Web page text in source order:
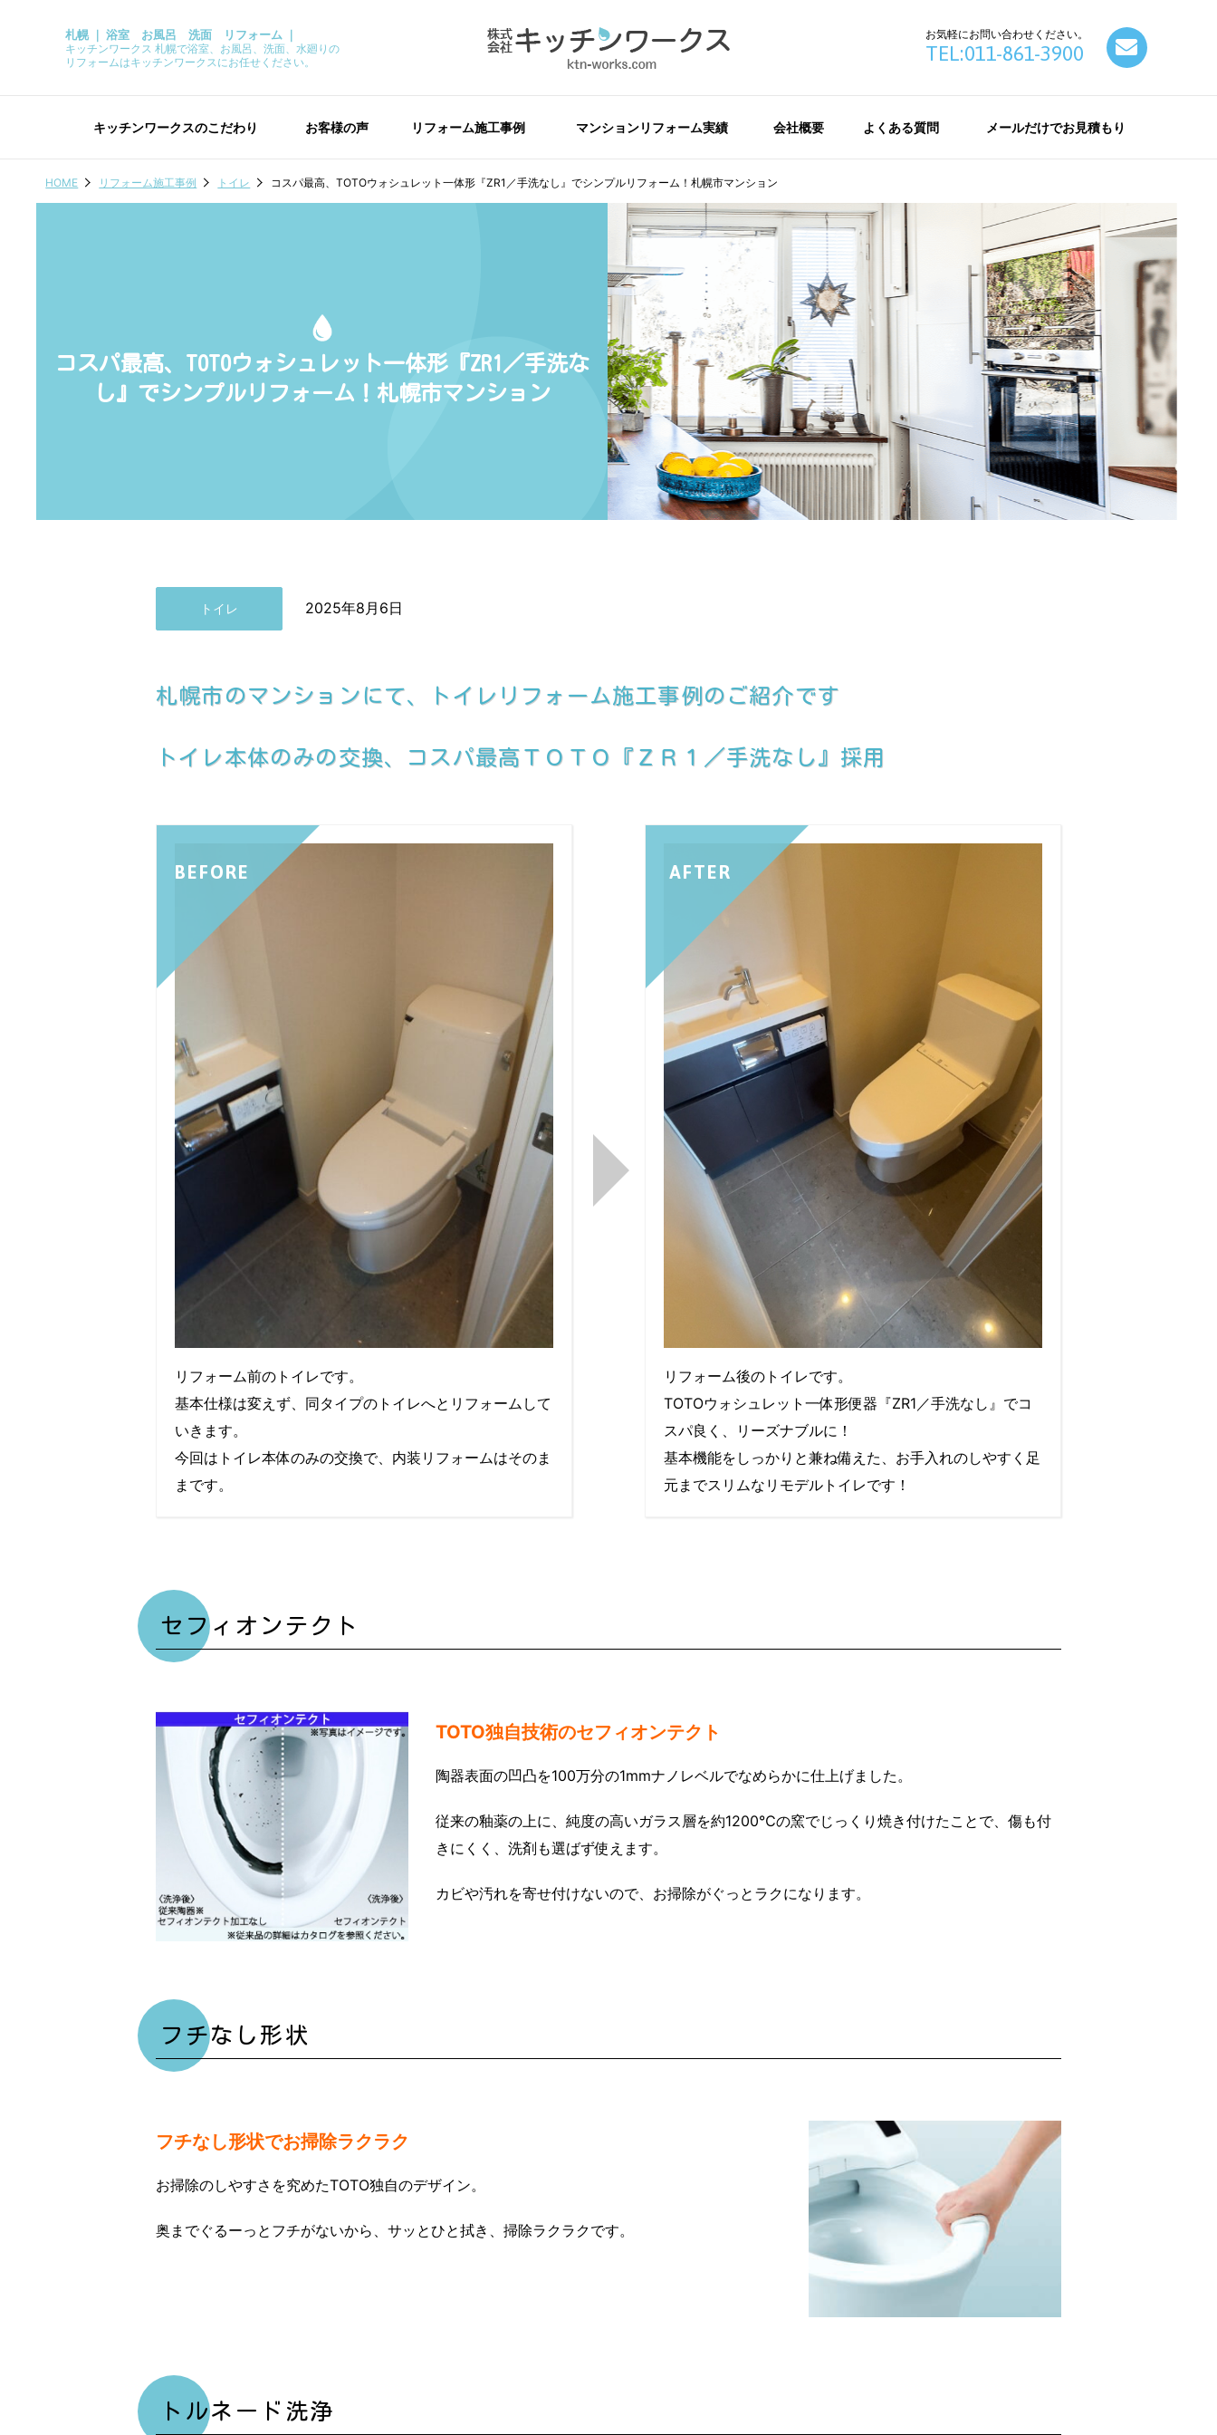
札幌 ｜ 浴室 お風呂 洗面 リフォーム ｜
キッチンワークス 札幌で浴室、お風呂、洗面、水廻りの
リフォームはキッチンワークスにお任せください。
お気軽にお問い合わせください。
TEL:011-861-3900
キッチンワークスのこだわり お客様の声 リフォーム施工事例 マンションリフォーム実績 会社概要 よくある質問 メールだけでお見積もり
HOME リフォーム施工事例 トイレ コスパ最高、TOTOウォシュレット一体形『ZR1／手洗なし』でシンプルリフォーム！札幌市マンション
コスパ最高、TOTOウォシュレット一体形『ZR1／手洗な
し』でシンプルリフォーム！札幌市マンション
トイレ 2025年8月6日
札幌市のマンションにて、トイレリフォーム施工事例のご紹介です
トイレ本体のみの交換、コスパ最高ＴＯＴＯ『ＺＲ１／手洗なし』採用
BEFORE
リフォーム前のトイレです。
基本仕様は変えず、同タイプのトイレへとリフォームして
いきます。
今回はトイレ本体のみの交換で、内装リフォームはそのま
まです。
AFTER
リフォーム後のトイレです。
TOTOウォシュレット一体形便器『ZR1／手洗なし』でコ
スパ良く、リーズナブルに！
基本機能をしっかりと兼ね備えた、お手入れのしやすく足
元までスリムなリモデルトイレです！
セフィオンテクト
TOTO独自技術のセフィオンテクト
陶器表面の凹凸を100万分の1mmナノレベルでなめらかに仕上げました。
従来の釉薬の上に、純度の高いガラス層を約1200℃の窯でじっくり焼き付けたことで、傷も付
きにくく、洗剤も選ばず使えます。
カビや汚れを寄せ付けないので、お掃除がぐっとラクになります。
フチなし形状
フチなし形状でお掃除ラクラク
お掃除のしやすさを究めたTOTO独自のデザイン。
奥までぐるーっとフチがないから、サッとひと拭き、掃除ラクラクです。
トルネード洗浄